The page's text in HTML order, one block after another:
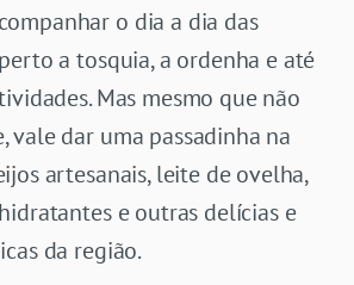
o dia a dia das
a tosquia, a ordenha e até
Mas mesmo que não
vale dar uma passadinha na
artesanais, leite de ovelha,
e outras delícias e
da região.